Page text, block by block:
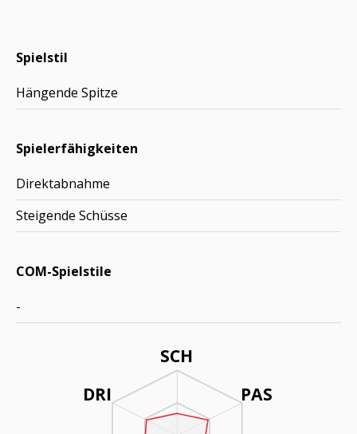
SCH
PAS
DRI
Spielstil
Hängende Spitze
Spielerfähigkeiten
Direktabnahme
Steigende Schüsse
COM-Spielstile
-